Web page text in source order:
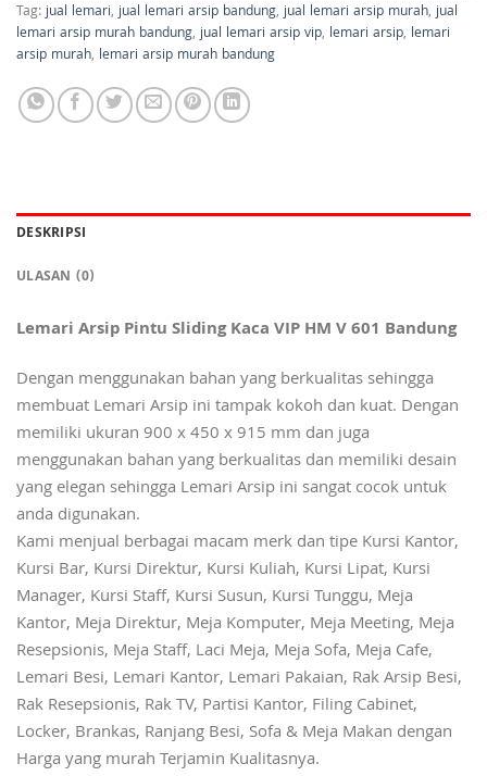
Tag:jual lemari,jual lemari arsip bandung,jual lemari arsip murah,jual
lemari arsip murah bandung,jual lemari arsip vip, lemari arsip, lemari
arsip murah, lemari arsip murah bandung
DESKRIPSI
ULASAN (0)
Lemari Arsip Pintu Sliding Kaca VIP HM V 601 Bandung
Dengan menggunakan bahan yang berkualitas sehingga
membuat Lemari Arsip ini tampak kokoh dan kuat. Dengan
memiliki ukuran 900 x 450 x 915 mm dan juga
menggunakan bahan yang berkualitas dan memiliki desain
yang elegan sehingga Lemari Arsip ini sangat cocok untuk
anda digunakan.
Kami menjual berbagai macam merk dan tipe Kursi Kantor,
Kursi Bar, Kursi Direktur, Kursi Kuliah, Kursi Lipat, Kursi
Manager, Kursi Staff, Kursi Susun, Kursi Tunggu, Meja
Kantor, Meja Direktur, Meja Komputer, Meja Meeting, Meja
Resepsionis, Meja Staff, Laci Meja, Meja Sofa, Meja Cafe,
Lemari Besi, Lemari Kantor, Lemari Pakaian, Rak Arsip Besi,
Rak Resepsionis, Rak TV, Partisi Kantor, Filing Cabinet,
Locker, Brankas, Ranjang Besi, Sofa & Meja Makan dengan
Harga yang murah Terjamin Kualitasnya.